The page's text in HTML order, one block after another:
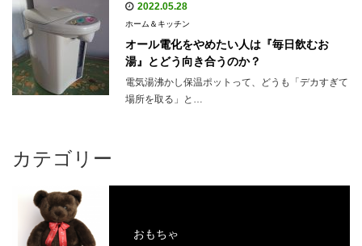
2022.05.28
ホーム＆キッチン
オール電化をやめたい人は『毎日飲むお
湯』とどう向き合うのか？
電気湯沸かし保温ポットって、どうも「デカすぎて
場所を取る」と…
カテゴリー
おもちゃ